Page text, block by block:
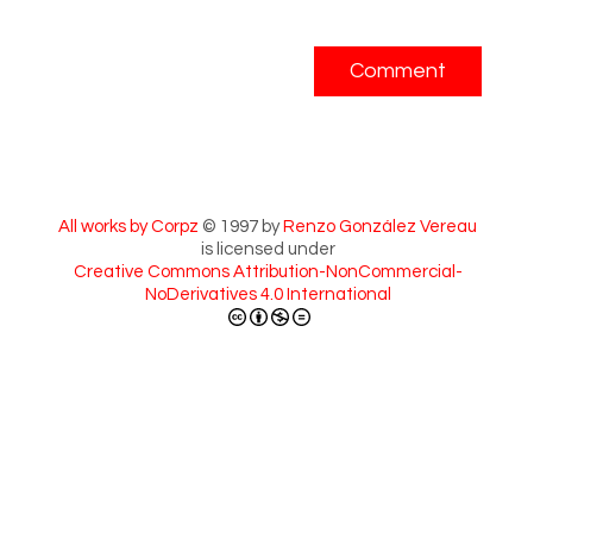
All works by Corpz © 1997 byRenzo González Vereau
is licensed under
Creative Commons Attribution-NonCommercial-
NoDerivatives 4.0 International